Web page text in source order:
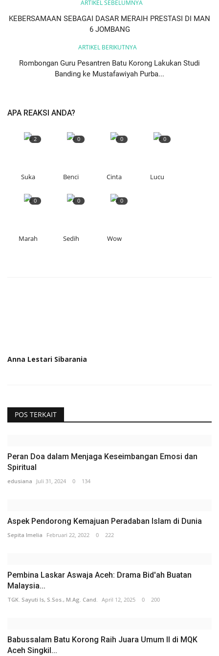
ARTIKEL SEBELUMNYA
KEBERSAMAAN SEBAGAI DASAR MERAIH PRESTASI DI MAN
6 JOMBANG
ARTIKEL BERIKUTNYA
Rombongan Guru Pesantren Batu Korong Lakukan Studi
Banding ke Mustafawiyah Purba...
APA REAKSI ANDA?
2
Suka
0
Benci
0
Cinta
0
Lucu
0
Marah
0
Sedih
0
Wow
Anna Lestari Sibarania
POS TERKAIT
Peran Doa dalam Menjaga Keseimbangan Emosi dan
Spiritual
edusiana Juli 31, 2024 0 134
Aspek Pendorong Kemajuan Peradaban Islam di Dunia
Sepita Imelia Februari 22, 2022 0 222
Pembina Laskar Aswaja Aceh: Drama Bid'ah Buatan
Malaysia...
TGK. Sayuti Is, S.Sos., M.Ag. Cand. April 12, 2025 0 200
Babussalam Batu Korong Raih Juara Umum II di MQK
Aceh Singkil...